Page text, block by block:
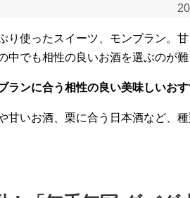
り使ったスイーツ、モンブラン。
中でも相性の良いお酒を選ぶのが
ランに合う相性の良い美味しいお
甘いお酒、栗に合う日本酒など、